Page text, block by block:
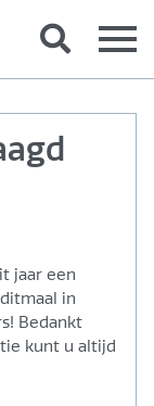
jaar een
in
Bedankt
kunt u altijd